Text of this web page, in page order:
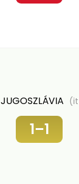
JUGOSZLÁVIA
1–1